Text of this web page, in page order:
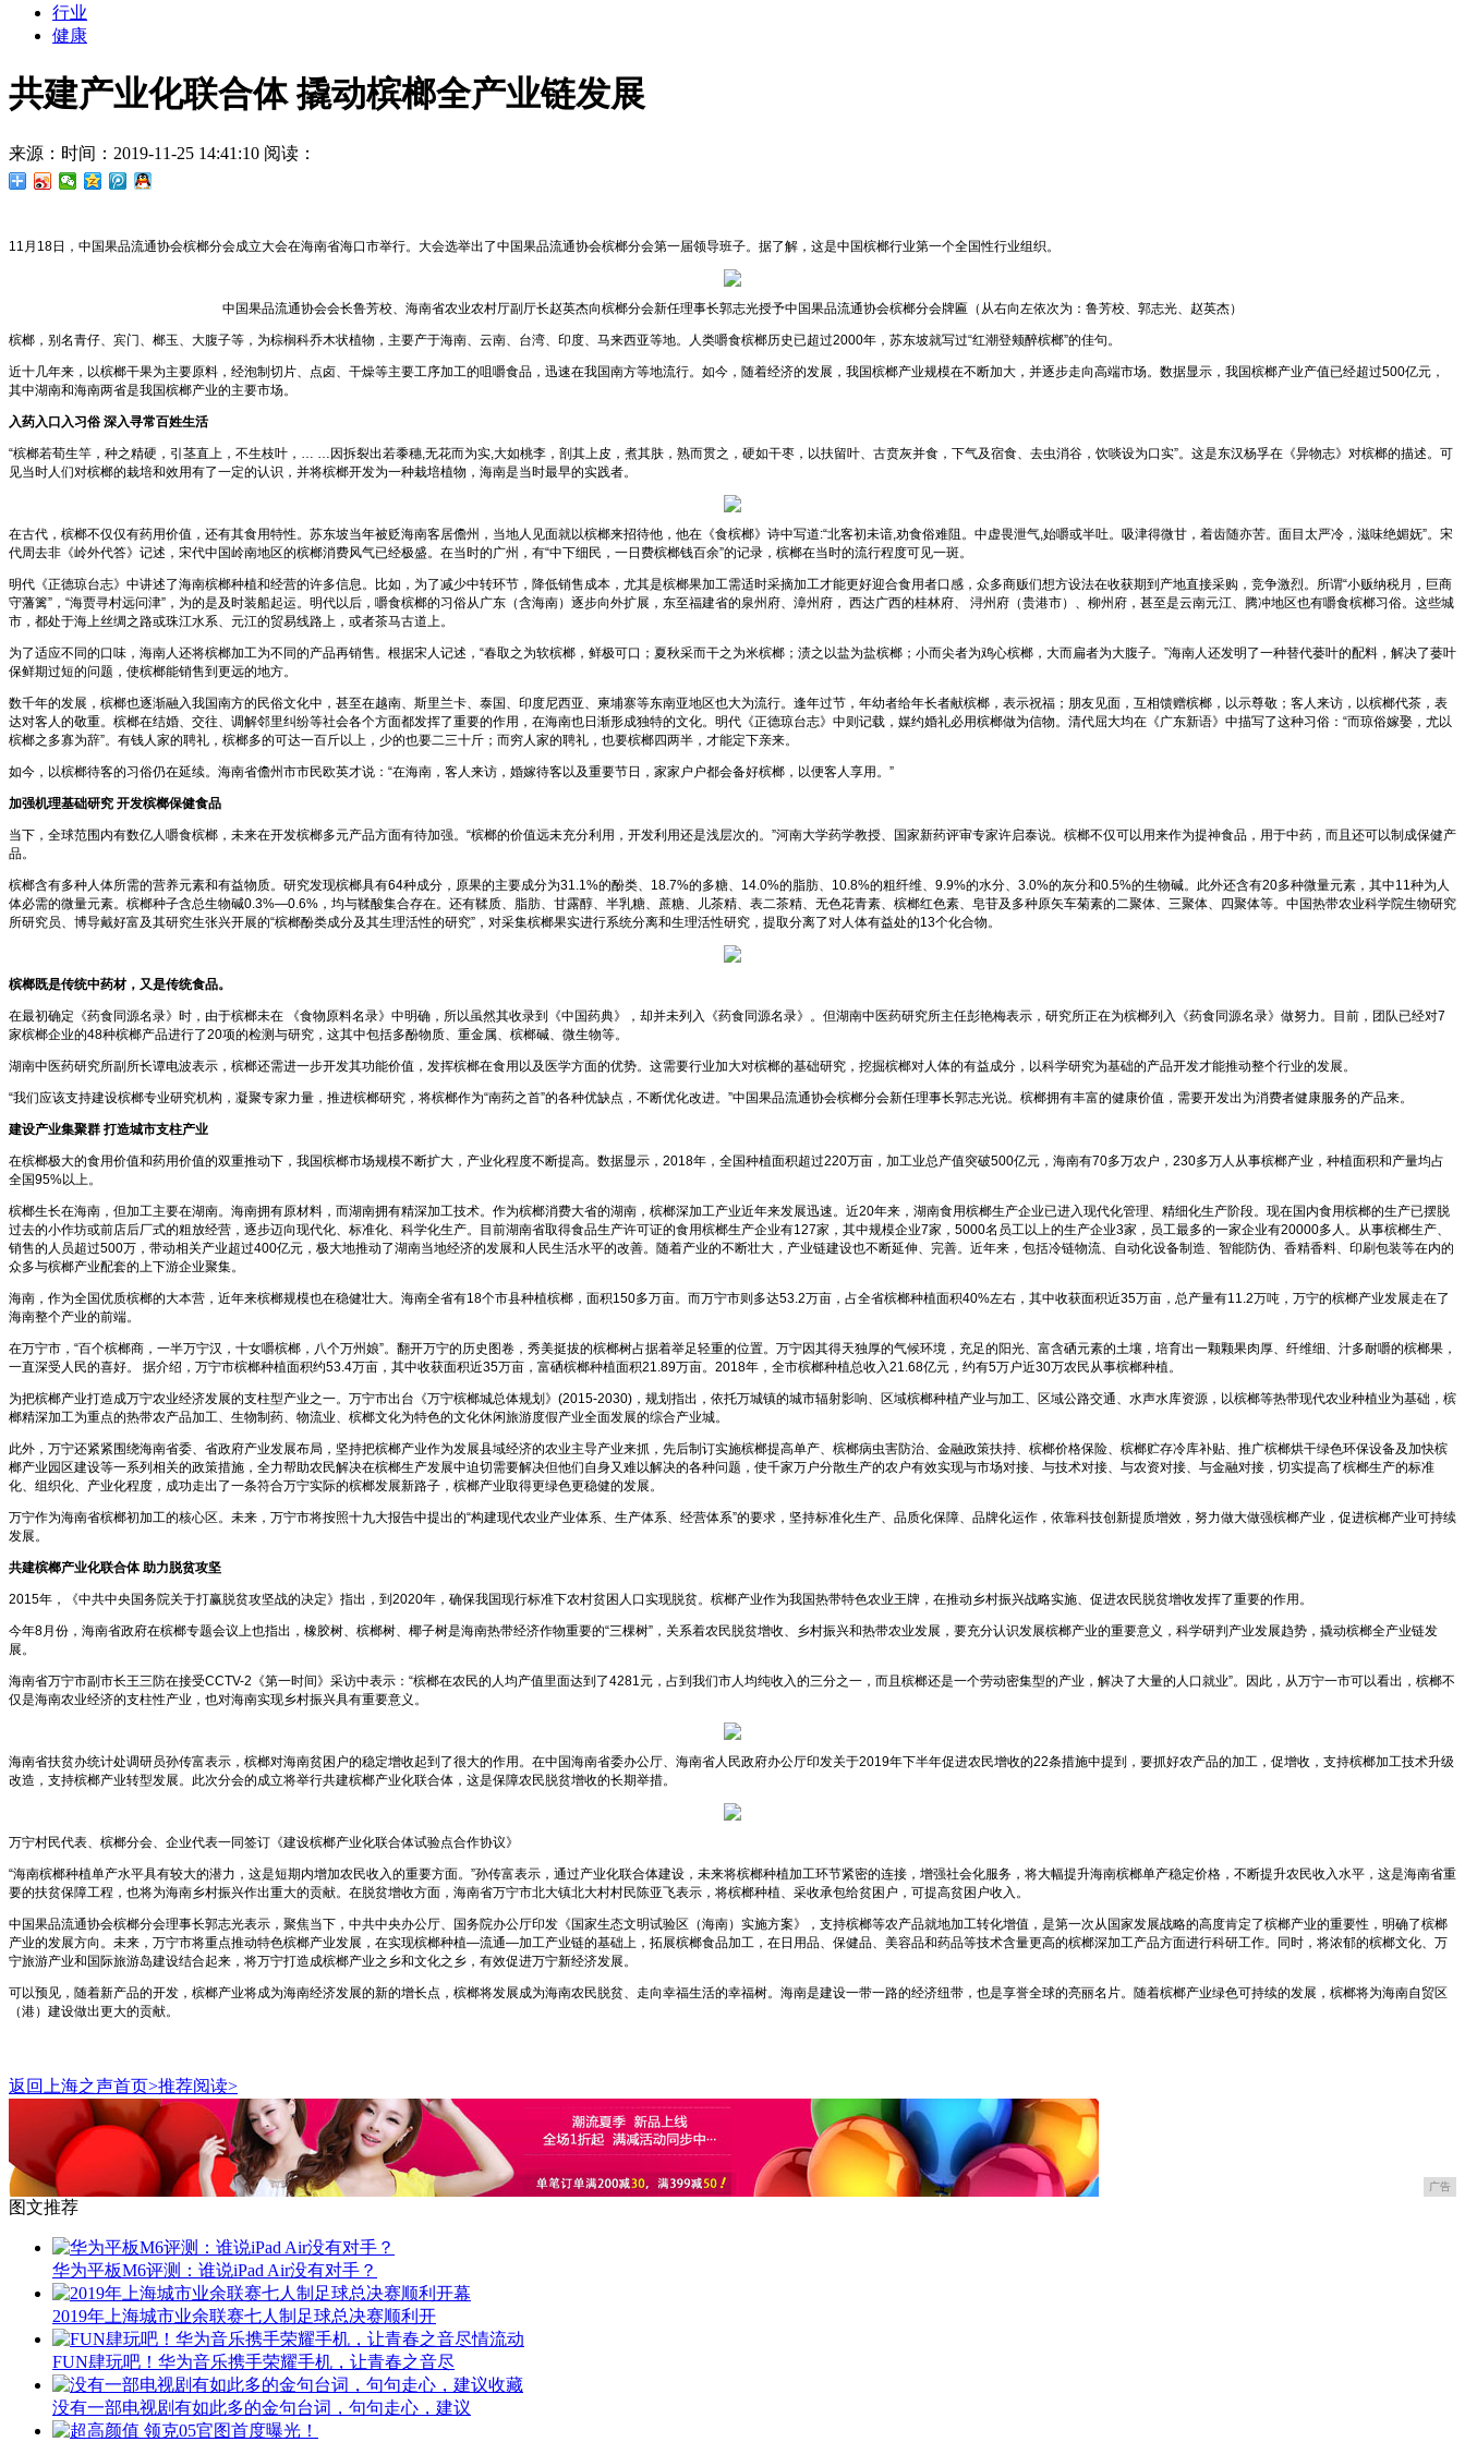
行业
健康
共建产业化联合体 撬动槟榔全产业链发展
来源： 时间：2019-11-25 14:41:10 阅读：
11月18日，中国果品流通协会槟榔分会成立大会在海南省海口市举行。大会选举出了中国果品流通协会槟榔分会第一届领导班子。据了解，这是中国槟榔行业第一个全国性行业组织。
中国果品流通协会会长鲁芳校、海南省农业农村厅副厅长赵英杰向槟榔分会新任理事长郭志光授予中国果品流通协会槟榔分会牌匾（从右向左依次为：鲁芳校、郭志光、赵英杰）
槟榔，别名青仔、宾门、榔玉、大腹子等，为棕榈科乔木状植物，主要产于海南、云南、台湾、印度、马来西亚等地。人类嚼食槟榔历史已超过2000年，苏东坡就写过“红潮登颊醉槟榔”的佳句。
近十几年来，以槟榔干果为主要原料，经泡制切片、点卤、干燥等主要工序加工的咀嚼食品，迅速在我国南方等地流行。如今，随着经济的发展，我国槟榔产业规模在不断加大，并逐步走向高端市场。数据显示，我国槟榔产业产值已经超过500亿元，
其中湖南和海南两省是我国槟榔产业的主要市场。
入药入口入习俗 深入寻常百姓生活
“槟榔若荀生竿，种之精硬，引茎直上，不生枝叶，… …因拆裂出若黍穗,无花而为实,大如桃李，剖其上皮，煮其肤，熟而贯之，硬如干枣，以扶留叶、古贲灰并食，下气及宿食、去虫消谷，饮啖设为口实”。这是东汉杨孚在《异物志》对槟榔的描述。可
见当时人们对槟榔的栽培和效用有了一定的认识，并将槟榔开发为一种栽培植物，海南是当时最早的实践者。
在古代，槟榔不仅仅有药用价值，还有其食用特性。苏东坡当年被贬海南客居儋州，当地人见面就以槟榔来招待他，他在《食槟榔》诗中写道:“北客初未谙,劝食俗难阻。中虚畏泄气,始嚼或半吐。吸津得微甘，着齿随亦苦。面目太严冷，滋味绝媚妩”。宋
代周去非《岭外代答》记述，宋代中国岭南地区的槟榔消费风气已经极盛。在当时的广州，有“中下细民，一日费槟榔钱百余”的记录，槟榔在当时的流行程度可见一斑。
明代《正德琼台志》中讲述了海南槟榔种植和经营的许多信息。比如，为了减少中转环节，降低销售成本，尤其是槟榔果加工需适时采摘加工才能更好迎合食用者口感，众多商贩们想方设法在收获期到产地直接采购，竞争激烈。所谓“小贩纳税月，巨商
守藩篱”，“海贾寻村远问津”，为的是及时装船起运。明代以后，嚼食槟榔的习俗从广东（含海南）逐步向外扩展，东至福建省的泉州府、漳州府， 西达广西的桂林府、 浔州府（贵港市）、柳州府，甚至是云南元江、腾冲地区也有嚼食槟榔习俗。这些城
市，都处于海上丝绸之路或珠江水系、元江的贸易线路上，或者茶马古道上。
为了适应不同的口味，海南人还将槟榔加工为不同的产品再销售。根据宋人记述，“春取之为软槟榔，鲜极可口；夏秋采而干之为米槟榔；渍之以盐为盐槟榔；小而尖者为鸡心槟榔，大而扁者为大腹子。”海南人还发明了一种替代蒌叶的配料，解决了蒌叶
保鲜期过短的问题，使槟榔能销售到更远的地方。
数千年的发展，槟榔也逐渐融入我国南方的民俗文化中，甚至在越南、斯里兰卡、泰国、印度尼西亚、柬埔寨等东南亚地区也大为流行。逢年过节，年幼者给年长者献槟榔，表示祝福；朋友见面，互相馈赠槟榔，以示尊敬；客人来访，以槟榔代茶，表
达对客人的敬重。槟榔在结婚、交往、调解邻里纠纷等社会各个方面都发挥了重要的作用，在海南也日渐形成独特的文化。明代《正德琼台志》中则记载，媒约婚礼必用槟榔做为信物。清代屈大均在《广东新语》中描写了这种习俗：“而琼俗嫁娶，尤以
槟榔之多寡为辞”。有钱人家的聘礼，槟榔多的可达一百斤以上，少的也要二三十斤；而穷人家的聘礼，也要槟榔四两半，才能定下亲来。
如今，以槟榔待客的习俗仍在延续。海南省儋州市市民欧英才说：“在海南，客人来访，婚嫁待客以及重要节日，家家户户都会备好槟榔，以便客人享用。”
加强机理基础研究 开发槟榔保健食品
当下，全球范围内有数亿人嚼食槟榔，未来在开发槟榔多元产品方面有待加强。“槟榔的价值远未充分利用，开发利用还是浅层次的。”河南大学药学教授、国家新药评审专家许启泰说。槟榔不仅可以用来作为提神食品，用于中药，而且还可以制成保健产
品。
槟榔含有多种人体所需的营养元素和有益物质。研究发现槟榔具有64种成分，原果的主要成分为31.1%的酚类、18.7%的多糖、14.0%的脂肪、10.8%的粗纤维、9.9%的水分、3.0%的灰分和0.5%的生物碱。此外还含有20多种微量元素，其中11种为人
体必需的微量元素。槟榔种子含总生物碱0.3%—0.6%，均与鞣酸集合存在。还有鞣质、脂肪、甘露醇、半乳糖、蔗糖、儿茶精、表二茶精、无色花青素、槟榔红色素、皂苷及多种原矢车菊素的二聚体、三聚体、四聚体等。中国热带农业科学院生物研究
所研究员、博导戴好富及其研究生张兴开展的“槟榔酚类成分及其生理活性的研究”，对采集槟榔果实进行系统分离和生理活性研究，提取分离了对人体有益处的13个化合物。
槟榔既是传统中药材，又是传统食品。
在最初确定《药食同源名录》时，由于槟榔未在 《食物原料名录》中明确，所以虽然其收录到《中国药典》，却并未列入《药食同源名录》。但湖南中医药研究所主任彭艳梅表示，研究所正在为槟榔列入《药食同源名录》做努力。目前，团队已经对7
家槟榔企业的48种槟榔产品进行了20项的检测与研究，这其中包括多酚物质、重金属、槟榔碱、微生物等。
湖南中医药研究所副所长谭电波表示，槟榔还需进一步开发其功能价值，发挥槟榔在食用以及医学方面的优势。这需要行业加大对槟榔的基础研究，挖掘槟榔对人体的有益成分，以科学研究为基础的产品开发才能推动整个行业的发展。
“我们应该支持建设槟榔专业研究机构，凝聚专家力量，推进槟榔研究，将槟榔作为“南药之首”的各种优缺点，不断优化改进。”中国果品流通协会槟榔分会新任理事长郭志光说。槟榔拥有丰富的健康价值，需要开发出为消费者健康服务的产品来。
建设产业集聚群 打造城市支柱产业
在槟榔极大的食用价值和药用价值的双重推动下，我国槟榔市场规模不断扩大，产业化程度不断提高。数据显示，2018年，全国种植面积超过220万亩，加工业总产值突破500亿元，海南有70多万农户，230多万人从事槟榔产业，种植面积和产量均占
全国95%以上。
槟榔生长在海南，但加工主要在湖南。海南拥有原材料，而湖南拥有精深加工技术。作为槟榔消费大省的湖南，槟榔深加工产业近年来发展迅速。近20年来，湖南食用槟榔生产企业已进入现代化管理、精细化生产阶段。现在国内食用槟榔的生产已摆脱
过去的小作坊或前店后厂式的粗放经营，逐步迈向现代化、标准化、科学化生产。目前湖南省取得食品生产许可证的食用槟榔生产企业有127家，其中规模企业7家，5000名员工以上的生产企业3家，员工最多的一家企业有20000多人。从事槟榔生产、
销售的人员超过500万，带动相关产业超过400亿元，极大地推动了湖南当地经济的发展和人民生活水平的改善。随着产业的不断壮大，产业链建设也不断延伸、完善。近年来，包括冷链物流、自动化设备制造、智能防伪、香精香料、印刷包装等在内的
众多与槟榔产业配套的上下游企业聚集。
海南，作为全国优质槟榔的大本营，近年来槟榔规模也在稳健壮大。海南全省有18个市县种植槟榔，面积150多万亩。而万宁市则多达53.2万亩，占全省槟榔种植面积40%左右，其中收获面积近35万亩，总产量有11.2万吨，万宁的槟榔产业发展走在了
海南整个产业的前端。
在万宁市，“百个槟榔商，一半万宁汉，十女嚼槟榔，八个万州娘”。翻开万宁的历史图卷，秀美挺拔的槟榔树占据着举足轻重的位置。万宁因其得天独厚的气候环境，充足的阳光、富含硒元素的土壤，培育出一颗颗果肉厚、纤维细、汁多耐嚼的槟榔果，
一直深受人民的喜好。 据介绍，万宁市槟榔种植面积约53.4万亩，其中收获面积近35万亩，富硒槟榔种植面积21.89万亩。2018年，全市槟榔种植总收入21.68亿元，约有5万户近30万农民从事槟榔种植。
为把槟榔产业打造成万宁农业经济发展的支柱型产业之一。万宁市出台《万宁槟榔城总体规划》(2015-2030)，规划指出，依托万城镇的城市辐射影响、区域槟榔种植产业与加工、区域公路交通、水声水库资源，以槟榔等热带现代农业种植业为基础，槟
榔精深加工为重点的热带农产品加工、生物制药、物流业、槟榔文化为特色的文化休闲旅游度假产业全面发展的综合产业城。
此外，万宁还紧紧围绕海南省委、省政府产业发展布局，坚持把槟榔产业作为发展县域经济的农业主导产业来抓，先后制订实施槟榔提高单产、槟榔病虫害防治、金融政策扶持、槟榔价格保险、槟榔贮存冷库补贴、推广槟榔烘干绿色环保设备及加快槟
榔产业园区建设等一系列相关的政策措施，全力帮助农民解决在槟榔生产发展中迫切需要解决但他们自身又难以解决的各种问题，使千家万户分散生产的农户有效实现与市场对接、与技术对接、与农资对接、与金融对接，切实提高了槟榔生产的标准
化、组织化、产业化程度，成功走出了一条符合万宁实际的槟榔发展新路子，槟榔产业取得更绿色更稳健的发展。
万宁作为海南省槟榔初加工的核心区。未来，万宁市将按照十九大报告中提出的“构建现代农业产业体系、生产体系、经营体系”的要求，坚持标准化生产、品质化保障、品牌化运作，依靠科技创新提质增效，努力做大做强槟榔产业，促进槟榔产业可持续
发展。
共建槟榔产业化联合体 助力脱贫攻坚
2015年，《中共中央国务院关于打赢脱贫攻坚战的决定》指出，到2020年，确保我国现行标准下农村贫困人口实现脱贫。槟榔产业作为我国热带特色农业王牌，在推动乡村振兴战略实施、促进农民脱贫增收发挥了重要的作用。
今年8月份，海南省政府在槟榔专题会议上也指出，橡胶树、槟榔树、椰子树是海南热带经济作物重要的“三棵树”，关系着农民脱贫增收、乡村振兴和热带农业发展，要充分认识发展槟榔产业的重要意义，科学研判产业发展趋势，撬动槟榔全产业链发
展。
海南省万宁市副市长王三防在接受CCTV-2《第一时间》采访中表示：“槟榔在农民的人均产值里面达到了4281元，占到我们市人均纯收入的三分之一，而且槟榔还是一个劳动密集型的产业，解决了大量的人口就业”。因此，从万宁一市可以看出，槟榔不
仅是海南农业经济的支柱性产业，也对海南实现乡村振兴具有重要意义。
海南省扶贫办统计处调研员孙传富表示，槟榔对海南贫困户的稳定增收起到了很大的作用。在中国海南省委办公厅、海南省人民政府办公厅印发关于2019年下半年促进农民增收的22条措施中提到，要抓好农产品的加工，促增收，支持槟榔加工技术升级
改造，支持槟榔产业转型发展。此次分会的成立将举行共建槟榔产业化联合体，这是保障农民脱贫增收的长期举措。
万宁村民代表、槟榔分会、企业代表一同签订《建设槟榔产业化联合体试验点合作协议》
“海南槟榔种植单产水平具有较大的潜力，这是短期内增加农民收入的重要方面。”孙传富表示，通过产业化联合体建设，未来将槟榔种植加工环节紧密的连接，增强社会化服务，将大幅提升海南槟榔单产稳定价格，不断提升农民收入水平，这是海南省重
要的扶贫保障工程，也将为海南乡村振兴作出重大的贡献。在脱贫增收方面，海南省万宁市北大镇北大村村民陈亚飞表示，将槟榔种植、采收承包给贫困户，可提高贫困户收入。
中国果品流通协会槟榔分会理事长郭志光表示，聚焦当下，中共中央办公厅、国务院办公厅印发《国家生态文明试验区（海南）实施方案》，支持槟榔等农产品就地加工转化增值，是第一次从国家发展战略的高度肯定了槟榔产业的重要性，明确了槟榔
产业的发展方向。未来，万宁市将重点推动特色槟榔产业发展，在实现槟榔种植—流通—加工产业链的基础上，拓展槟榔食品加工，在日用品、保健品、美容品和药品等技术含量更高的槟榔深加工产品方面进行科研工作。同时，将浓郁的槟榔文化、万
宁旅游产业和国际旅游岛建设结合起来，将万宁打造成槟榔产业之乡和文化之乡，有效促进万宁新经济发展。
可以预见，随着新产品的开发，槟榔产业将成为海南经济发展的新的增长点，槟榔将发展成为海南农民脱贫、走向幸福生活的幸福树。海南是建设一带一路的经济纽带，也是享誉全球的亮丽名片。随着槟榔产业绿色可持续的发展，槟榔将为海南自贸区
（港）建设做出更大的贡献。
返回上海之声首页>推荐阅读>
广告
图文推荐
华为平板M6评测：谁说iPad Air没有对手？
2019年上海城市业余联赛七人制足球总决赛顺利开
FUN肆玩吧！华为音乐携手荣耀手机，让青春之音尽
没有一部电视剧有如此多的金句台词，句句走心，建议